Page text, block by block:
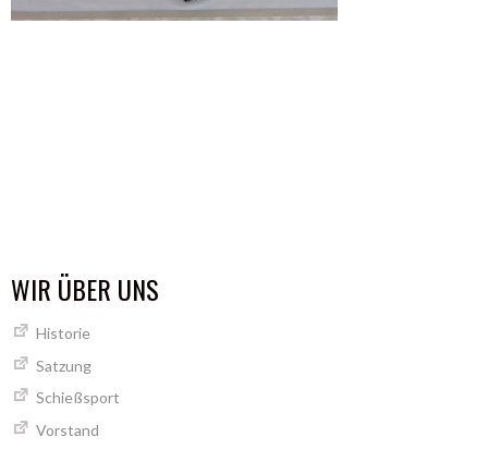
WIR ÜBER UNS
Historie
Satzung
Schießsport
Vorstand